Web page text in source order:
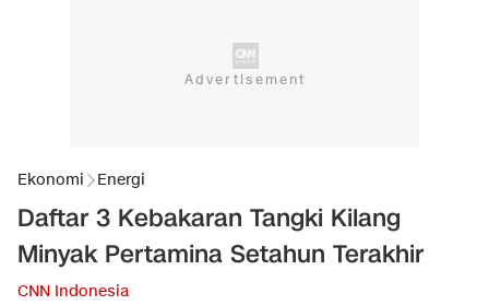
Ekonomi Energi
Daftar 3 Kebakaran Tangki Kilang
Minyak Pertamina Setahun Terakhir
CNN Indonesia